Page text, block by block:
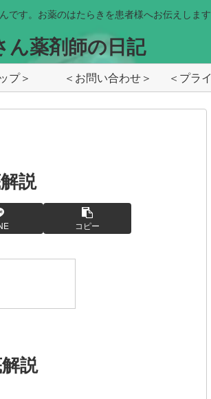
です。お薬のはたらきを患者様へお伝えします
ん薬剤師の日記
プ＞ ＜お問い合わせ＞
説
コピー
説